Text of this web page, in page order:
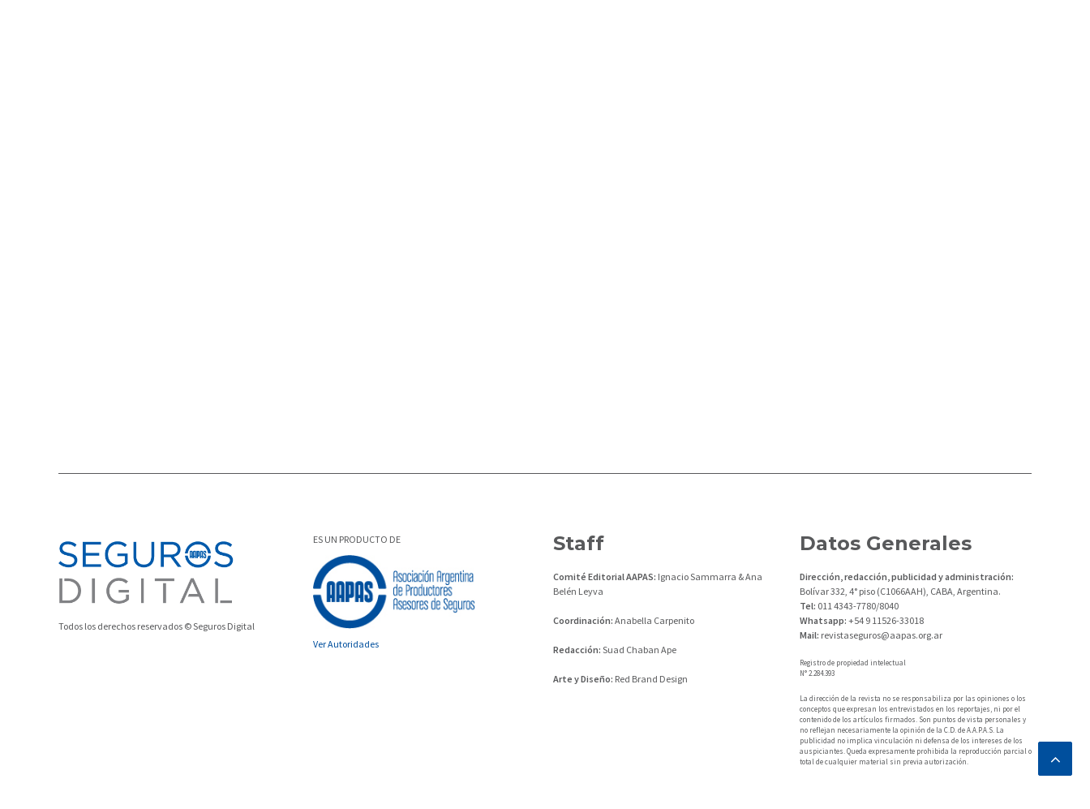
Todos los derechos reservados © Seguros Digital
ES UN PRODUCTO DE
Ver Autoridades
Staff
Comité Editorial AAPAS: Ignacio Sammarra & Ana
Belén Leyva
Coordinación: Anabella Carpenito
Redacción: Suad Chaban Ape
Arte y Diseño: Red Brand Design
Datos Generales
Dirección, redacción, publicidad y administración:
Bolívar 332, 4° piso (C1066AAH), CABA, Argentina.
Tel: 011 4343-7780/8040
Whatsapp: +54 9 11526-33018
Mail: revistaseguros@aapas.org.ar
Registro de propiedad intelectual
N° 2.284.393
La dirección de la revista no se responsabiliza por las opiniones o los
conceptos que expresan los entrevistados en los reportajes, ni por el
contenido de los artículos firmados. Son puntos de vista personales y
no reflejan necesariamente la opinión de la C.D. de A.A.P.A.S. La
publicidad no implica vinculación ni defensa de los intereses de los
auspiciantes. Queda expresamente prohibida la reproducción parcial o
total de cualquier material sin previa autorización.